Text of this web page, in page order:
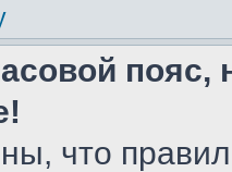
пояс,
что